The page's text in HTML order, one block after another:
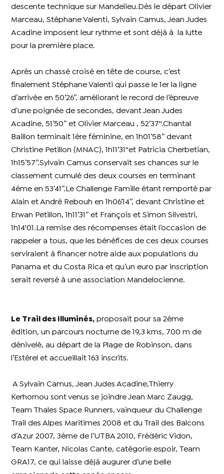
descente technique sur Mandelieu.Dès le départ Olivier
Marceau, Stéphane Valenti, Sylvain Camus, Jean Judes
Acadine imposent leur rythme et sont déjà à la lutte
pour la première place.
Après un chassé croisé en tête de course, c’est
finalement Stéphane Valenti qui passe le 1er la ligne
d’arrivée en 50’26’’, améliorant le record de l’épreuve
d’une poignée de secondes, devant Jean Judes
Acadine, 51’50’’ et Olivier Marceau , 52’37''.Chantal
Baillon terminait 1ére féminine, en 1h01’58’’ devant
Christine Petillon (MNAC), 1h11’31''et Patricia Cherbetian,
1h15’57’’.Sylvain Camus conservait ses chances sur le
classement cumulé des deux courses en terminant
4éme en 53’41’’.Le Challenge Famille étant remporté par
Alain et André Rebouh en 1h06’14’’, devant Christine et
Erwan Petillon, 1h11’31’’ et François et Simon Silvestri,
1h14'01.La remise des récompenses était l’occasion de
rappeler a tous, que les bénéfices de ces deux courses
serviraient à financer notre aide aux populations du
Panama et du Costa Rica et qu’un euro par inscription
serait reversé à une association Mandelocienne.
Le Trail des Illuminés, proposait pour sa 2éme
édition, un parcours nocturne de 19,3 kms, 700 m de
dénivelé, au départ de la Plage de Robinson, dans
l’Estérel et accueillait 163 inscrits.
A Sylvain Camus, Jean Judes Acadine,Thierry
Kerhornou sont venus se joindre Jean Marc Zaugg,
Team Thales Space Runners, vainqueur du Challenge
Trail des Alpes Maritimes 2008 et du Trail des Balcons
d’Azur 2007, 3éme de l’UTBA 2010, Frédéric Vidon,
Team Kanter, Nicolas Cante, catégorie espoir, Team
GRA17, ce qui laisse déjà augurer d’une belle